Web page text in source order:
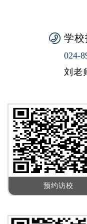
学校
024-
刘老
预约访校